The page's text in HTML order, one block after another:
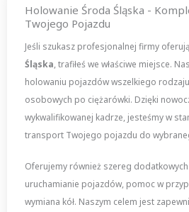
Holowanie Środa Śląska -
Twojego Pojazdu
Jeśli szukasz profesjonalnej firmy
Śląska, trafiłeś we właściwe miejsce.
holowaniu pojazdów wszelkiego
osobowych po ciężarówki. Dzięki
wykwalifikowanej kadrze, jesteśmy w
transport Twojego pojazdu do
Oferujemy również szereg dodatkowych
uruchamianie pojazdów, pomoc w
wymiana kół. Naszym celem jest